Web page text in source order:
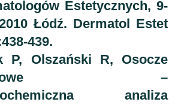
Estetycznych, 9-
Łódź. Dermatol Estet
439.
P, Olszański R, Osocze
–
analiza